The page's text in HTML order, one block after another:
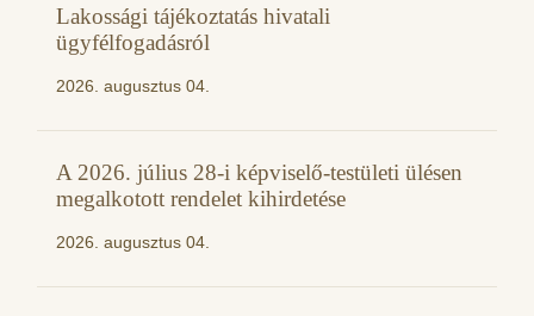
Lakossági tájékoztatás hivatali
ügyfélfogadásról
2026. augusztus 04.
A 2026. július 28-i képviselő-testületi ülésen
megalkotott rendelet kihirdetése
2026. augusztus 04.